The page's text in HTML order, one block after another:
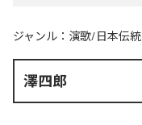
ジャンル： 演歌/日本伝統
澤四郎